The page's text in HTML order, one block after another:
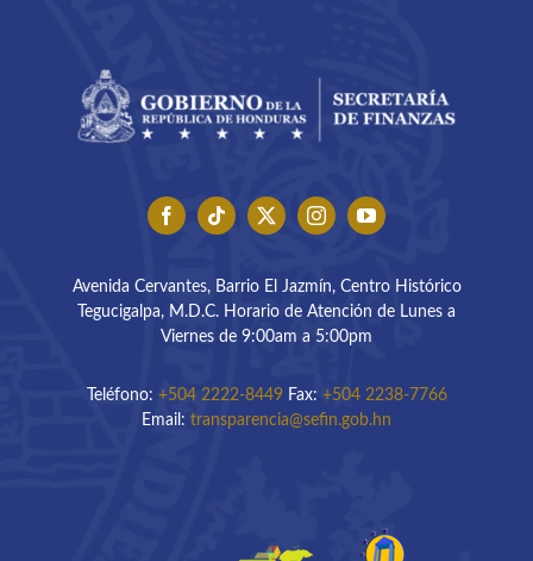
Avenida Cervantes, Barrio El Jazmín, Centro Histórico
Tegucigalpa, M.D.C. Horario de Atención de Lunes a
Viernes de 9:00am a 5:00pm
Teléfono: +504 2222-8449Fax: +504 2238-7766
Email: transparencia@sefin.gob.hn